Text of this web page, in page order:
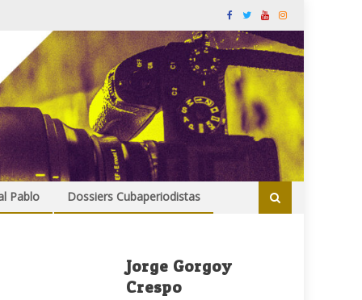
Pablo Dossiers Cubaperiodistas
Jorge Gorgoy
Crespo